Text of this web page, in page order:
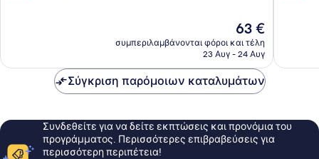
Η
τιμή
είναι
63 €
συμπεριλαμβάνονται φόροι και τέλη
23 Αυγ - 24 Αυγ
Σύγκριση παρόμοιων καταλυμάτων
Συνδεθείτε για να δείτε εκπτώσεις και προνόμια του
προγράμματος. Περισσότερες επιβραβεύσεις για
περισσότερη περιπέτεια!